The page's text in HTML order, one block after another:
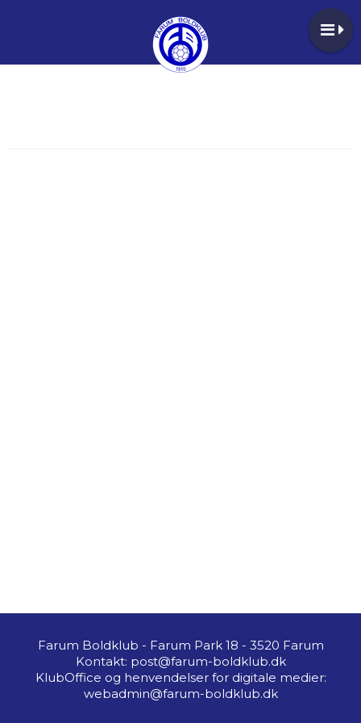
Farum Boldklub - Farum Park 18 - 3520 Farum
Kontakt: post@farum-boldklub.dk
KlubOffice og henvendelser for digitale medier:
webadmin@farum-boldklub.dk